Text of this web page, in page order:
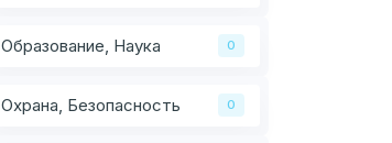
Образование, Наука 0
Охрана, Безопасность 0